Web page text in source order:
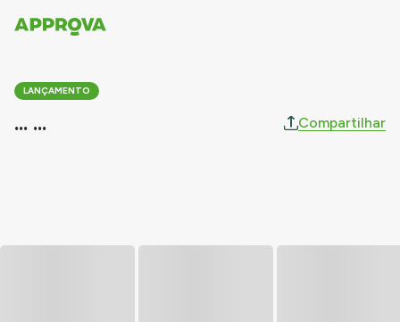
LANÇAMENTO
... ... Compartilhar